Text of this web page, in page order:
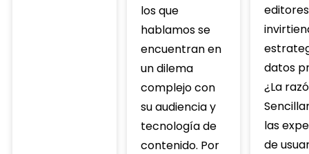
los que
hablamos se
encuentran en
un dilema
complejo con
su audiencia y
tecnología de
contenido. Por
datos
¿La
las
de